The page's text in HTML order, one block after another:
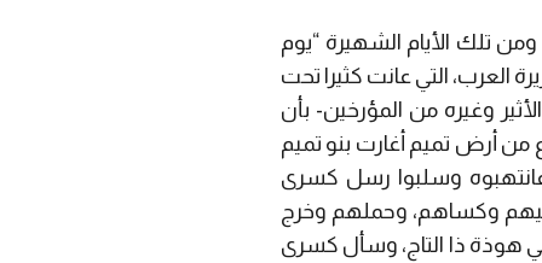
تلك الأيام الشهيرة “يوم
العرب، التي عانت كثيرا تحت
وغيره من المؤرخين- بأن
من أرض تميم أغارت بنو تميم
وسلبوا رسل كسرى
وكساهم، وحملهم وخرج
هوذة ذا التاج، وسأل كسرى